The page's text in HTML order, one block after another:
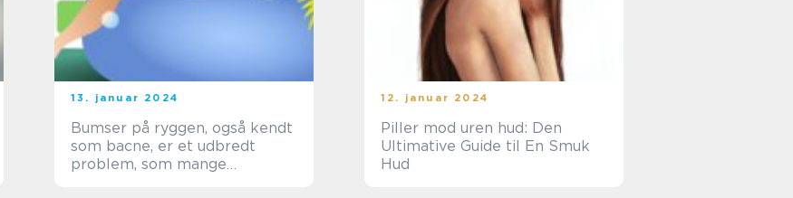
13. januar 2024
Bumser på ryggen, også kendt
som bacne, er et udbredt
problem, som mange
12. januar 2024
Piller mod uren hud: Den
Ultimative Guide til En Smuk
Hud